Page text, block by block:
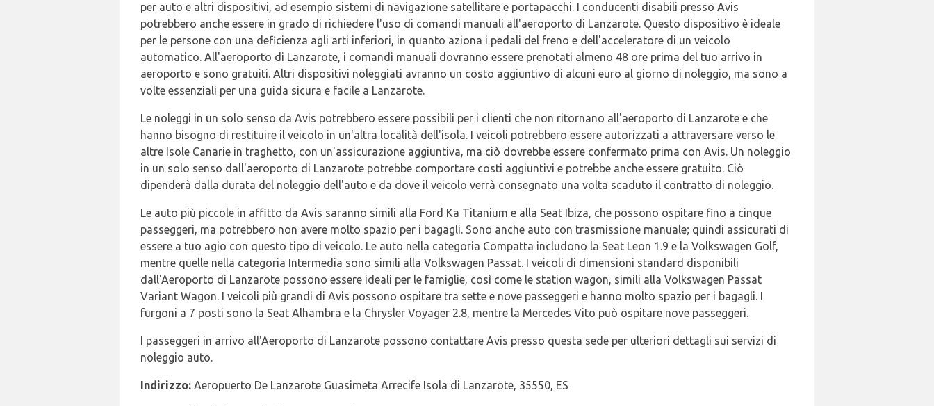
per auto e altri dispositivi, ad esempio sistemi di navigazione satellitare e portapacchi. I conducenti disabili presso Avis
potrebbero anche essere in grado di richiedere l'uso di comandi manuali all'aeroporto di Lanzarote. Questo dispositivo è ideale
per le persone con una deficienza agli arti inferiori, in quanto aziona i pedali del freno e dell'acceleratore di un veicolo
automatico. All'aeroporto di Lanzarote, i comandi manuali dovranno essere prenotati almeno 48 ore prima del tuo arrivo in
aeroporto e sono gratuiti. Altri dispositivi noleggiati avranno un costo aggiuntivo di alcuni euro al giorno di noleggio, ma sono a
volte essenziali per una guida sicura e facile a Lanzarote.
Le noleggi in un solo senso da Avis potrebbero essere possibili per i clienti che non ritornano all'aeroporto di Lanzarote e che
hanno bisogno di restituire il veicolo in un'altra località dell'isola. I veicoli potrebbero essere autorizzati a attraversare verso le
altre Isole Canarie in traghetto, con un'assicurazione aggiuntiva, ma ciò dovrebbe essere confermato prima con Avis. Un noleggio
in un solo senso dall'aeroporto di Lanzarote potrebbe comportare costi aggiuntivi e potrebbe anche essere gratuito. Ciò
dipenderà dalla durata del noleggio dell'auto e da dove il veicolo verrà consegnato una volta scaduto il contratto di noleggio.
Le auto più piccole in affitto da Avis saranno simili alla Ford Ka Titanium e alla Seat Ibiza, che possono ospitare fino a cinque
passeggeri, ma potrebbero non avere molto spazio per i bagagli. Sono anche auto con trasmissione manuale; quindi assicurati di
essere a tuo agio con questo tipo di veicolo. Le auto nella categoria Compatta includono la Seat Leon 1.9 e la Volkswagen Golf,
mentre quelle nella categoria Intermedia sono simili alla Volkswagen Passat. I veicoli di dimensioni standard disponibili
dall'Aeroporto di Lanzarote possono essere ideali per le famiglie, così come le station wagon, simili alla Volkswagen Passat
Variant Wagon. I veicoli più grandi di Avis possono ospitare tra sette e nove passeggeri e hanno molto spazio per i bagagli. I
furgoni a 7 posti sono la Seat Alhambra e la Chrysler Voyager 2.8, mentre la Mercedes Vito può ospitare nove passeggeri.
I passeggeri in arrivo all'Aeroporto di Lanzarote possono contattare Avis presso questa sede per ulteriori dettagli sui servizi di
noleggio auto.
Indirizzo: Aeropuerto De Lanzarote Guasimeta Arrecife Isola di Lanzarote, 35550, ES